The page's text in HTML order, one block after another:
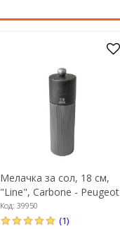
Мелачка за сол, 18 см,
"Line", Carbone - Peugeot
Код: 39950
(1)